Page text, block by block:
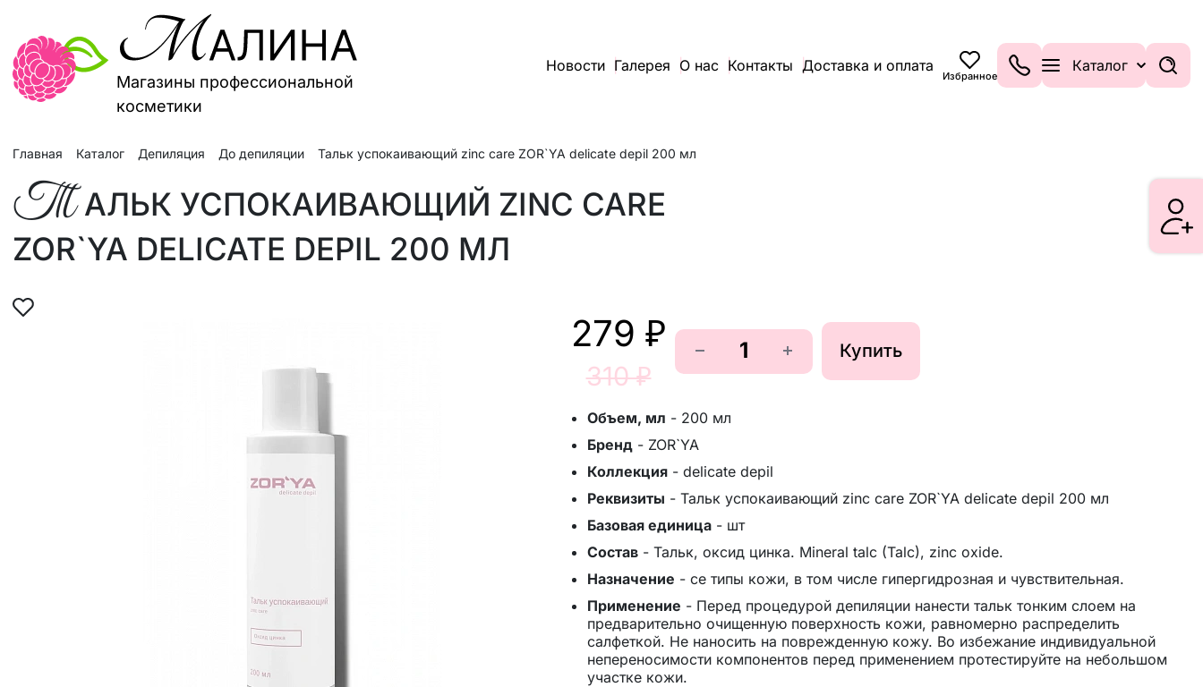
Магазины профессиональной
косметики
Новости Галерея О нас Контакты Доставка и оплата
Избранное
Каталог
Главная Каталог Депиляция До депиляции Тальк успокаивающий zinc care ZOR`YA delicate depil 200 мл
Т АЛЬК УСПОКАИВАЮЩИЙ ZINC CARE
ZOR`YA DELICATE DEPIL 200 МЛ
279 ₽
310 ₽
Купить
Объем, мл - 200 мл
Бренд - ZOR`YA
Коллекция - delicate depil
Реквизиты - Тальк успокаивающий zinc care ZOR`YA delicate depil 200 мл
Базовая единица - шт
Состав - Тальк, оксид цинка. Mineral talc (Talc), zinc oxide.
Назначение - се типы кожи, в том числе гипергидрозная и чувствительная.
Применение - Перед процедурой депиляции нанести тальк тонким слоем на
предварительно очищенную поверхность кожи, равномерно распределить
салфеткой. Не наносить на поврежденную кожу. Во избежание индивидуальной
непереносимости компонентов перед применением протестируйте на небольшом
участке кожи.